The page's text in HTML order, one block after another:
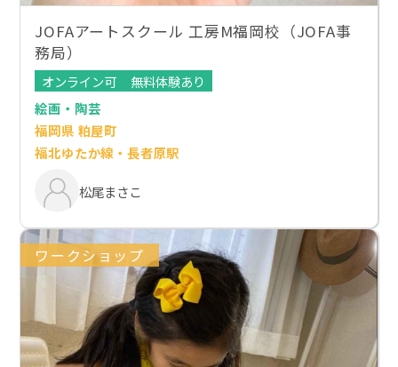
JOFAアートスクール 工房M福岡校（JOFA事
務局）
オンライン可
無料体験あり
絵画・陶芸
福岡県 粕屋町
福北ゆたか線・長者原駅
松尾まさこ
ワークショップ